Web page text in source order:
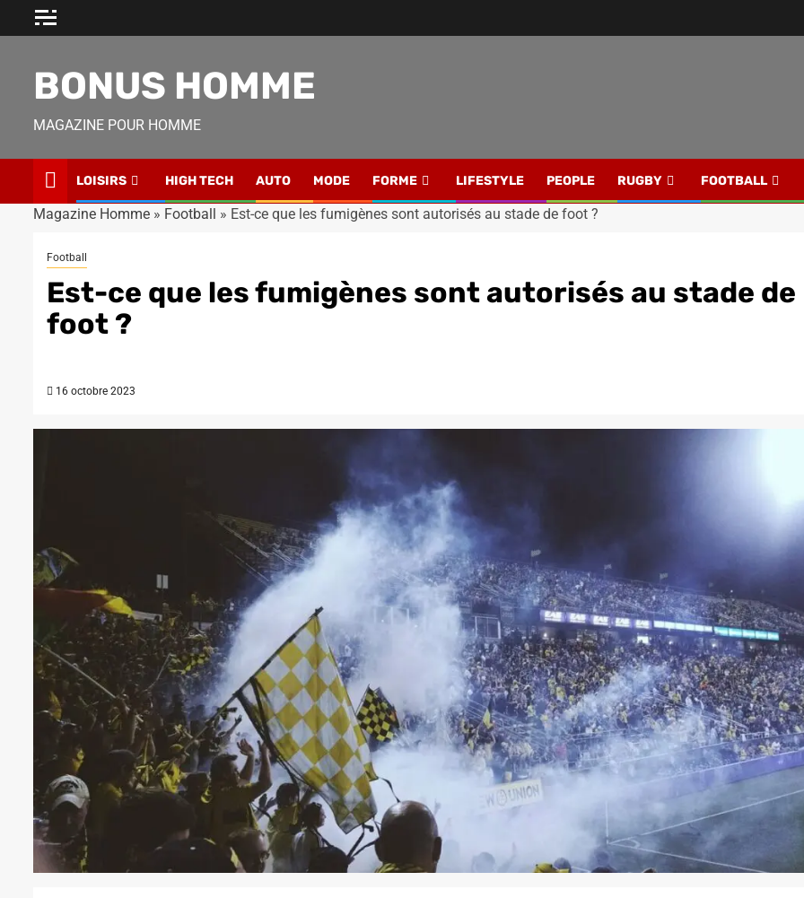
BONUS HOMME
MAGAZINE POUR HOMME
LOISIRS HIGH TECH AUTO MODE FORME LIFESTYLE PEOPLE RUGBY FOOTBALL
Magazine Homme » Football » Est-ce que les fumigènes sont autorisés au stade de foot ?
Football
Est-ce que les fumigènes sont autorisés au stade de
foot ?
16 octobre 2023